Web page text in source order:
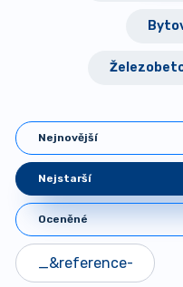
Nejnovější
Nejstarší
Oceněné